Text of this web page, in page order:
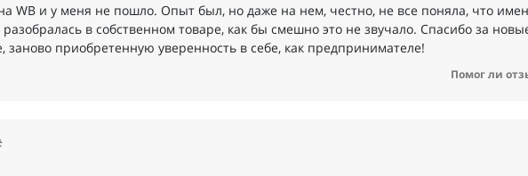
WB и у меня не пошло. Опыт был, но даже на нем, честно, не все поняла, что
в собственном товаре, как бы смешно это не звучало. Спасибо за
заново приобретенную уверенность в себе, как предпринимателе!
Помог ли